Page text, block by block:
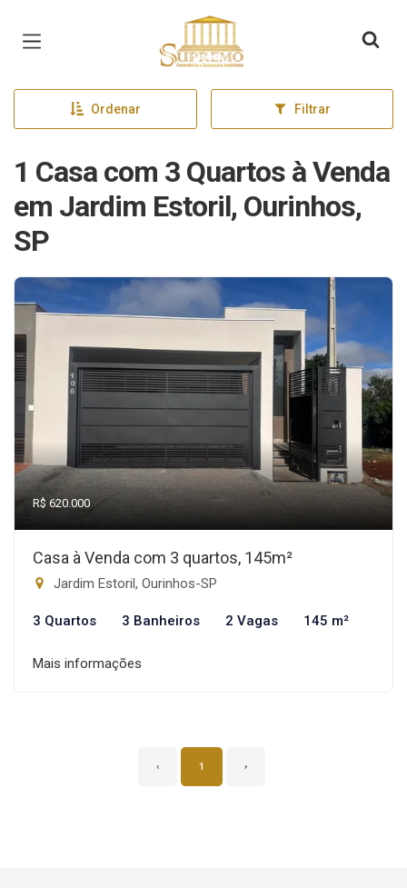
Página inicial
Ordenar Filtrar
1 Casa com 3 Quartos à Venda
em Jardim Estoril, Ourinhos,
SP
R$ 620.000
Casa à Venda com 3 quartos, 145m²
Jardim Estoril, Ourinhos-SP
3 Quartos 3 Banheiros 2 Vagas 145 m²
Mais informações
‹ 1 ›